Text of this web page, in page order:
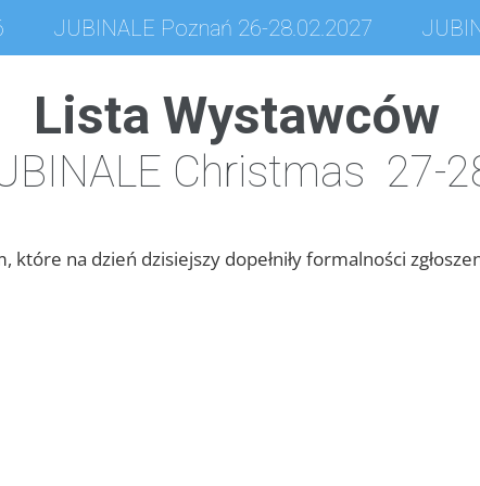
JUBINALE Poznań 26-28.02.2027
Lista Wystawców
Christmas 27-
które na dzień dzisiejszy dopełniły formalności